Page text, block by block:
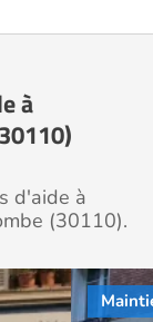
à
d'aide à
(30110).